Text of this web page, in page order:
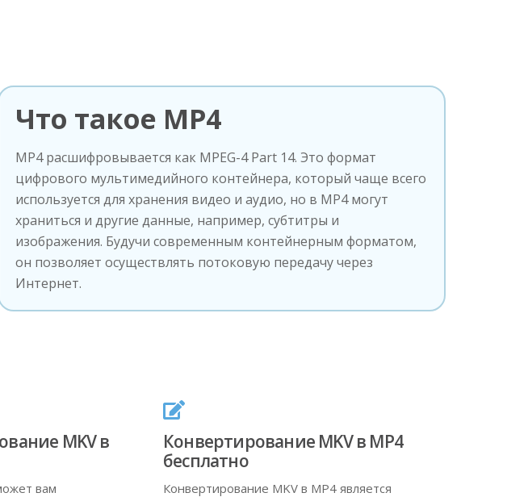
Что такое MP4
MP4 расшифровывается как MPEG-4 Part 14. Это формат
цифрового мультимедийного контейнера, который чаще всего
используется для хранения видео и аудио, но в MP4 могут
храниться и другие данные, например, субтитры и
изображения. Будучи современным контейнерным форматом,
он позволяет осуществлять потоковую передачу через
Интернет.
MKV в
вам
Конвертирование MKV в MP4
бесплатно
Конвертирование MKV в MP4 является